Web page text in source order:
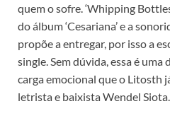
quem o sofre. ‘Whipping
do álbum ‘Cesariana’ e a
propõe a entregar, por isso a
single. Sem dúvida, essa é uma
carga emocional que o Litosth
letrista e baixista Wendel Siota.